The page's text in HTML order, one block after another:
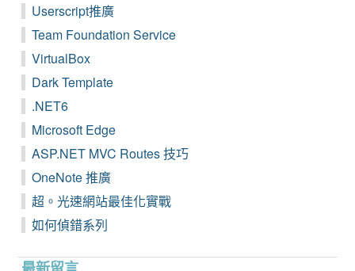
Userscript推廣
Team Foundation Service
VirtualBox
Dark Template
.NET6
Microsoft Edge
ASP.NET MVC Routes 技巧
OneNote 推廣
超。光速網站最佳化實戰
如何偵錯系列